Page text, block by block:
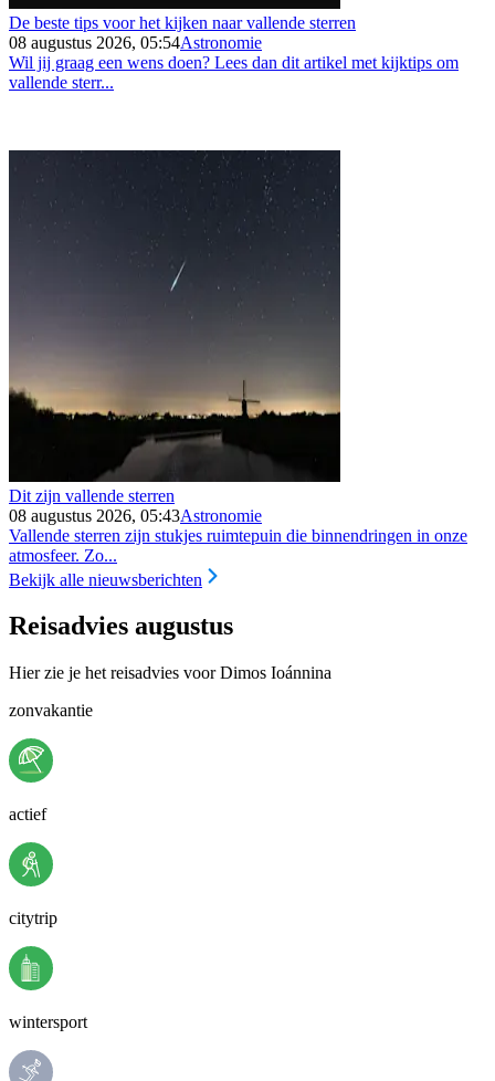
De beste tips voor het kijken naar vallende sterren
08 augustus 2026, 05:54Astronomie
Wil jij graag een wens doen? Lees dan dit artikel met kijktips om
vallende sterr...
Dit zijn vallende sterren
08 augustus 2026, 05:43Astronomie
Vallende sterren zijn stukjes ruimtepuin die binnendringen in onze
atmosfeer. Zo...
Bekijk alle nieuwsberichten
Reisadvies augustus
Hier zie je het reisadvies voor Dimos Ioánnina
zonvakantie
actief
citytrip
wintersport